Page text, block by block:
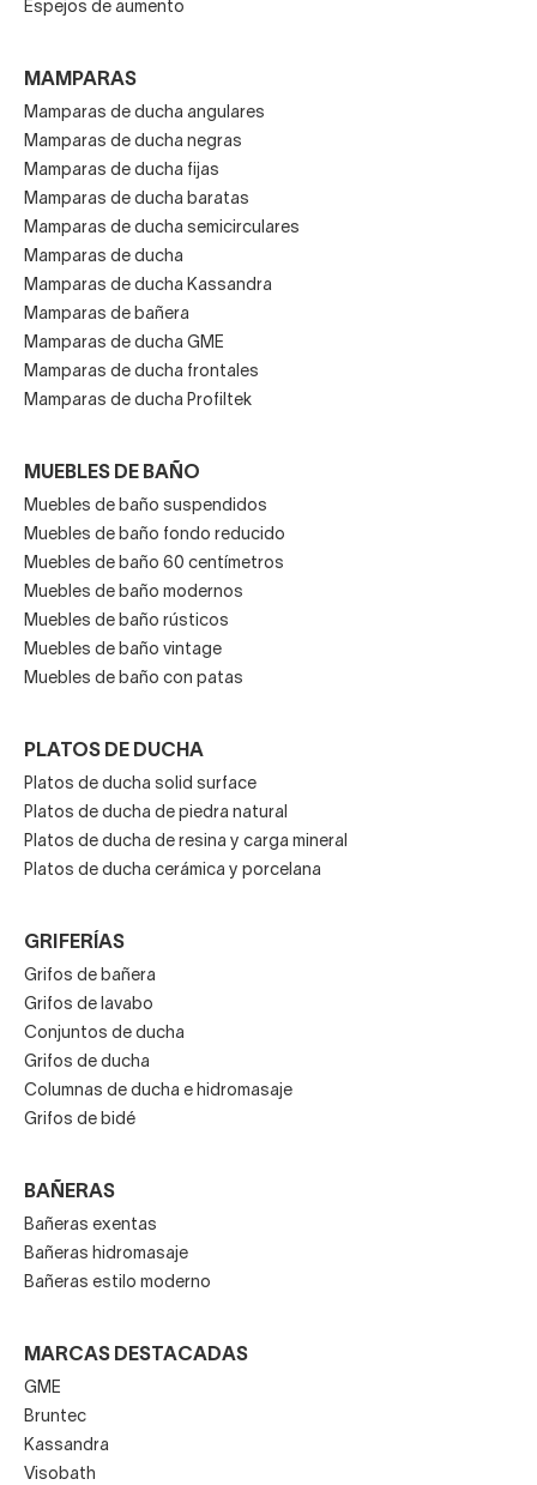
Espejos de aumento
MAMPARAS
Mamparas de ducha angulares
Mamparas de ducha negras
Mamparas de ducha fijas
Mamparas de ducha baratas
Mamparas de ducha semicirculares
Mamparas de ducha
Mamparas de ducha Kassandra
Mamparas de bañera
Mamparas de ducha GME
Mamparas de ducha frontales
Mamparas de ducha Profiltek
MUEBLES DE BAÑO
Muebles de baño suspendidos
Muebles de baño fondo reducido
Muebles de baño 60 centímetros
Muebles de baño modernos
Muebles de baño rústicos
Muebles de baño vintage
Muebles de baño con patas
PLATOS DE DUCHA
Platos de ducha solid surface
Platos de ducha de piedra natural
Platos de ducha de resina y carga mineral
Platos de ducha cerámica y porcelana
GRIFERÍAS
Grifos de bañera
Grifos de lavabo
Conjuntos de ducha
Grifos de ducha
Columnas de ducha e hidromasaje
Grifos de bidé
BAÑERAS
Bañeras exentas
Bañeras hidromasaje
Bañeras estilo moderno
MARCAS DESTACADAS
GME
Bruntec
Kassandra
Visobath